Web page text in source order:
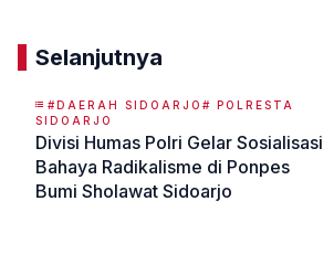
Selanjutnya
#DAERAH SIDOARJO# POLRESTA
SIDOARJO
Divisi Humas Polri Gelar Sosialisasi
Bahaya Radikalisme di Ponpes
Bumi Sholawat Sidoarjo